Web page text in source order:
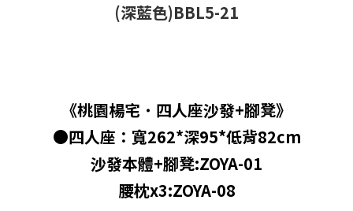
(深藍色)BBL5-21
《桃園楊宅 ˙ 四人座沙發+腳凳》
●四人座：寬262*深95*低背82cm
沙發本體+腳凳:ZOYA-01
腰枕x3:ZOYA-08